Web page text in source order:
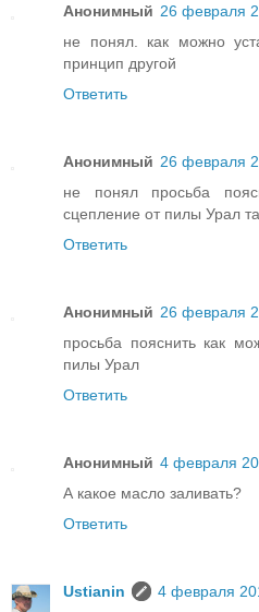
Анонимный 26 февраля
не понял. как можно
принцип другой
Ответить
Анонимный 26 февраля
не понял просьба
сцепление от пилы Урал
Ответить
Анонимный 26 февраля
просьба пояснить как
пилы Урал
Ответить
Анонимный 4 февраля
А какое масло заливать?
Ответить
Ustianin
4 февраля